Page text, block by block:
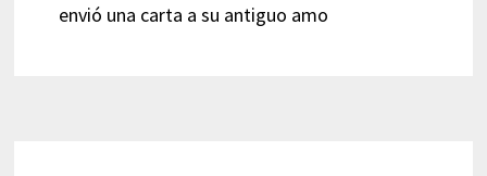
envió una carta a su antiguo amo